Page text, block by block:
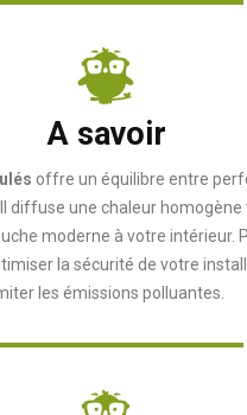
A savoir
offre un équilibre entre
diffuse une chaleur homogène
moderne à votre intérieur.
la sécurité de votre
les émissions polluantes.